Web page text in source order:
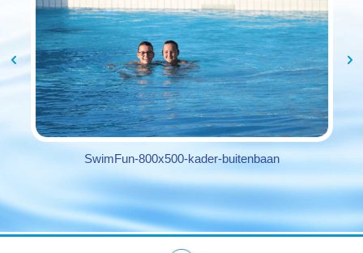
SwimFun-800x500-kader-buitenbaan